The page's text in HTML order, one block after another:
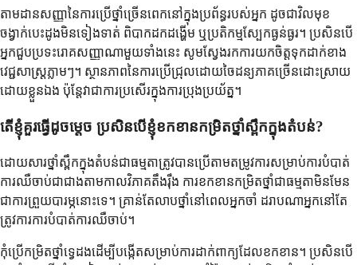
តាមដានសញ្ញានៃការប្រើថ្នាំច្រើនពេកនៅក្នុងប្រព័ន្ធរបស់អ្នក ដូចជាវិលមុខ
ចង្វាក់បេះដូងមិនទៀងទាត់ ពិបាកដកដង្ហើម ឬប្រតិកម្មស្បែកធ្ងន់ធ្ងរ។ ប្រសិនបើ
អ្នកជួបប្រទះរោគសញ្ញាណាមួយទាំងនេះ សូមស្វែងរកការយកចិត្តទុកដាក់ខាង
វេជ្ជសាស្ត្រភ្លាមៗ។ ស្ថានភាពនៃការប្រើជ្រុលដោយចៃដន្យភាគច្រើនដោះស្រាយ
ដោយខ្លួនឯង ប៉ុន្តែវាជាការប្រសើរក្នុងការប្រុងប្រយ័ត្ន។
តើខ្ញុំគួរធ្វើដូចម្តេច ប្រសិនបើខ្ញុំខកខានកម្រិតថ្នាំស្ពឹកក្នុងតំបន់?
ដោយសារថ្នាំស្ពឹកក្នុងតំបន់ជាធម្មតាត្រូវបានប្រើតាមតម្រូវការសម្រាប់ការបំបាត់
ការឈឺចាប់ជាជាងតាមកាលវិភាគតឹងរ៉ឹង ការខកខានកម្រិតថ្នាំជាធម្មតាមិនមែន
ជាការព្រួយបារម្ភនោះទេ។ គ្រាន់តែលាបថ្នាំនៅពេលអ្នកចាំ ដរាបណាអ្នកនៅតែ
ត្រូវការការបំបាត់ការឈឺចាប់។
កុំប្រើកម្រិតថ្នាំទ្វេដងដើម្បីបង្កើតសម្រាប់ការដាក់ពាក្យដែលខកខាន។ ប្រសិនបើ